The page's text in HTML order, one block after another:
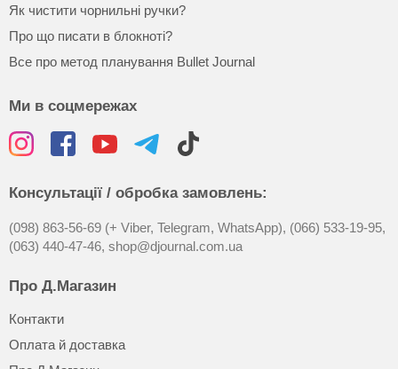
Як чистити чорнильні ручки?
Про що писати в блокноті?
Все про метод планування Bullet Journal
Ми в соцмережах
Консультації / обробка замовлень:
(098) 863-56-69 (+ Viber, Telegram, WhatsApp), (066) 533-19-95,
(063) 440-47-46, shop@djournal.com.ua
Про Д.Магазин
Контакти
Оплата й доставка